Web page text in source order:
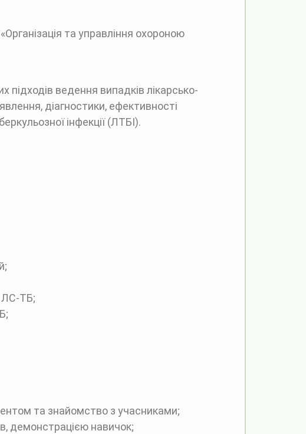
та управління охороною
ведення випадків лікарсько-
діагностики, ефективності
інфекції (ЛТБІ).
ЛС-ТБ;
та знайомство з учасниками;
демонстрацією навичок;